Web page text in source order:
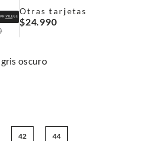
Otras tarjetas
$24.990
gris oscuro
42 44